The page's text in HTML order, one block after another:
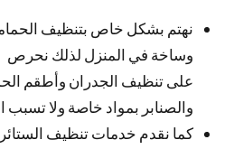
نهتم بشكل خاص بتنظيف
وساخة في المنزل لذلك نحرص
على تنظيف الجدران وأطقم
والصنابر بمواد خاصة ولا تسبب
كما نقدم خدمات تنظيف